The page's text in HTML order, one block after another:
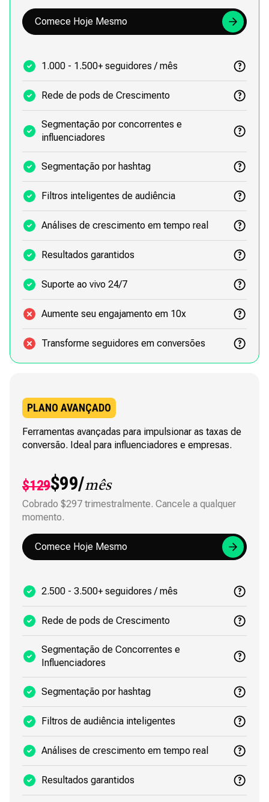
Comece Hoje Mesmo
1.000 - 1.500+ seguidores / mês
Rede de pods de Crescimento
Segmentação por concorrentes e
influenciadores
Segmentação por hashtag
Filtros inteligentes de audiência
Análises de crescimento em tempo real
Resultados garantidos
Suporte ao vivo 24/7
Aumente seu engajamento em 10x
Transforme seguidores em conversões
PLANO AVANÇADO
Ferramentas avançadas para impulsionar as taxas de
conversão. Ideal para influenciadores e empresas.
$129$99/mês
Cobrado $297 trimestralmente. Cancele a qualquer
momento.
Comece Hoje Mesmo
2.500 - 3.500+ seguidores / mês
Rede de pods de Crescimento
Segmentação de Concorrentes e
Influenciadores
Segmentação por hashtag
Filtros de audiência inteligentes
Análises de crescimento em tempo real
Resultados garantidos